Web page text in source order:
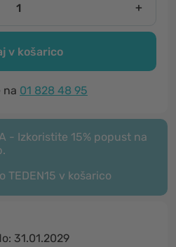
+
v košarico
na 01 828 48 95
- Izkoristite 15% popust na
TEDEN15 v košarico
31.01.2029